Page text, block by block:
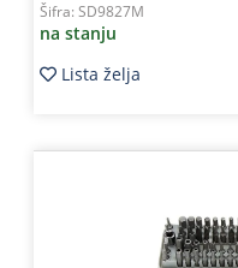
Šifra: SD9827M
na stanju
Lista želja